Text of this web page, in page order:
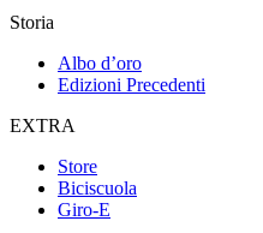
Storia
Albo d’oro
Edizioni Precedenti
EXTRA
Store
Biciscuola
Giro-E